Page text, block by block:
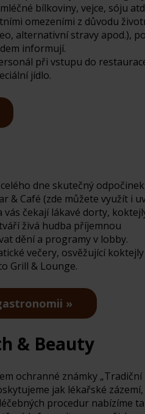
bílkoviny, vejce, sóju
omezeními z důvodu
alternativní stravy apod.),
informují.
při vstupu do
jídlo.
dne skutečný
& Café (zde můžete využít i
čekají lákavé dorty,
živá hudba příjemnou
dění a programy v lobby.
večery, osvěžující
Grill & Lounge.
& Beauty
ochranné známky „Tradiční
jak lékařské
procedur nabízíme